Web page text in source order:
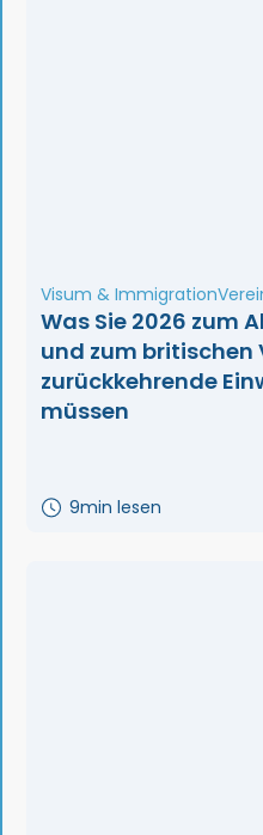
Visum & Immigration
Was Sie 2026 zum
und zum britischen
zurückkehrende
müssen
9min lesen